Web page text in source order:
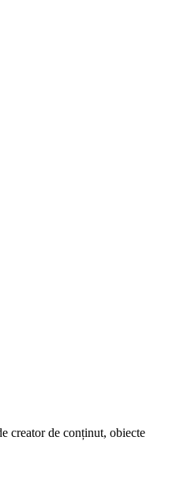
creator de conținut, obiecte